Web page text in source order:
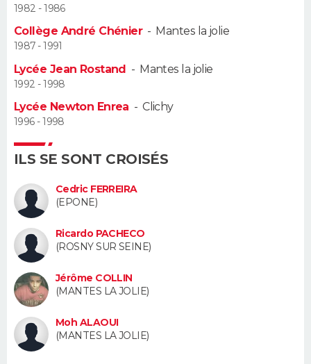
Alimentation
Guide de la santé
Maladies
Médicaments
Sommeil
VOYAGE
PHOTO
CARTE DE VOEUX
Carte de Noël
Carte Bonne année
Carte Saint-Valentin
Carte Pâques
Carte d'anniversaire
DICTIONNAIRE
Dictionnaire
Biographies
Citations
Expressions
Proverbes
PROGRAMME TV
COPAINS D'AVANT
S'inscrire
Se connecter
Lycées
Collèges
Primaires
Universités
Entreprises
Service militaire
Avis de recherche
AVIS DE DÉCÈS
FORUM
Bricolage
Lifestyle
Culture
Sport
Auto
Television
Voyage
Cinema
1982 - 1986
Collège André Chénier- Mantes la jolie
1987 - 1991
Lycée Jean Rostand - Mantes la jolie
1992 - 1998
Lycée Newton Enrea -Clichy
1996 - 1998
ILS SE SONT CROISÉS
Cedric FERREIRA
(EPONE)
Ricardo PACHECO
(ROSNY SUR SEINE)
Jérôme COLLIN
(MANTES LA JOLIE)
Moh ALAOUI
(MANTES LA JOLIE)